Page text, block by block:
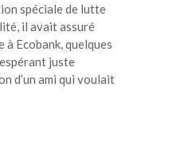
spéciale de lutte
il avait assuré
Ecobank, quelques
juste
d’un ami qui voulait